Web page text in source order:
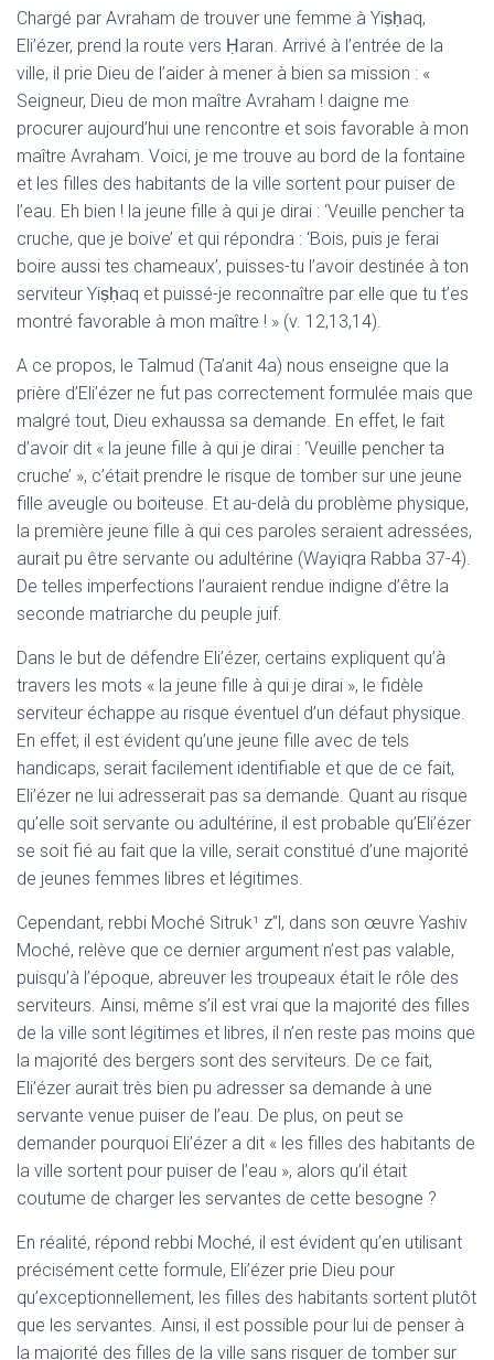
Chargé par Avraham de trouver une femme à Yiṣḥaq,
Eli’ézer, prend la route vers Ḥaran. Arrivé à l’entrée de la
ville, il prie Dieu de l’aider à mener à bien sa mission : «
Seigneur, Dieu de mon maître Avraham ! daigne me
procurer aujourd’hui une rencontre et sois favorable à mon
maître Avraham. Voici, je me trouve au bord de la fontaine
et les filles des habitants de la ville sortent pour puiser de
l’eau. Eh bien ! la jeune fille à qui je dirai : ‘Veuille pencher ta
cruche, que je boive’ et qui répondra : ‘Bois, puis je ferai
boire aussi tes chameaux’, puisses-tu l’avoir destinée à ton
serviteur Yiṣḥaq et puissé-je reconnaître par elle que tu t’es
montré favorable à mon maître ! » (v. 12,13,14).
A ce propos, le Talmud (Ta’anit 4a) nous enseigne que la
prière d’Eli’ézer ne fut pas correctement formulée mais que
malgré tout, Dieu exhaussa sa demande. En effet, le fait
d’avoir dit « la jeune fille à qui je dirai : ‘Veuille pencher ta
cruche’ », c’était prendre le risque de tomber sur une jeune
fille aveugle ou boiteuse. Et au-delà du problème physique,
la première jeune fille à qui ces paroles seraient adressées,
aurait pu être servante ou adultérine (Wayiqra Rabba 37-4).
De telles imperfections l’auraient rendue indigne d’être la
seconde matriarche du peuple juif.
Dans le but de défendre Eli’ézer, certains expliquent qu’à
travers les mots « la jeune fille à qui je dirai », le fidèle
serviteur échappe au risque éventuel d’un défaut physique.
En effet, il est évident qu’une jeune fille avec de tels
handicaps, serait facilement identifiable et que de ce fait,
Eli’ézer ne lui adresserait pas sa demande. Quant au risque
qu’elle soit servante ou adultérine, il est probable qu’Eli’ézer
se soit fié au fait que la ville, serait constitué d’une majorité
de jeunes femmes libres et légitimes.
Cependant, rebbi Moché Sitruk¹ z”l, dans son œuvre Yashiv
Moché, relève que ce dernier argument n’est pas valable,
puisqu’à l’époque, abreuver les troupeaux était le rôle des
serviteurs. Ainsi, même s’il est vrai que la majorité des filles
de la ville sont légitimes et libres, il n’en reste pas moins que
la majorité des bergers sont des serviteurs. De ce fait,
Eli’ézer aurait très bien pu adresser sa demande à une
servante venue puiser de l’eau. De plus, on peut se
demander pourquoi Eli’ézer a dit « les filles des habitants de
la ville sortent pour puiser de l’eau », alors qu’il était
coutume de charger les servantes de cette besogne ?
En réalité, répond rebbi Moché, il est évident qu’en utilisant
précisément cette formule, Eli’ézer prie Dieu pour
qu’exceptionnellement, les filles des habitants sortent plutôt
que les servantes. Ainsi, il est possible pour lui de penser à
la majorité des filles de la ville sans risquer de tomber sur